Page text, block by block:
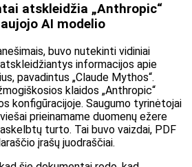
atskleidžia „Anthropic“
AI modelio
buvo nutekinti vidiniai
informacijos apie
pavadintus „Claude Mythos“.
klaidos „Anthropic“
konfigūracijoje. Saugumo tyrinėtojai
prieinamame duomenų ežere
turto. Tai buvo vaizdai, PDF
įrašų juodraščiai.